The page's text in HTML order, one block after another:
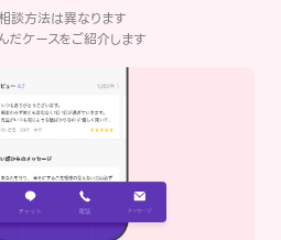
談方法は異なります
だケースをご紹介します